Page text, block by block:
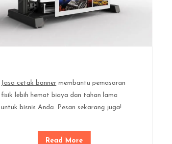
Jasa cetak banner membantu pemasaran
fisik lebih hemat biaya dan tahan lama
untuk bisnis Anda. Pesan sekarang juga!
Read More